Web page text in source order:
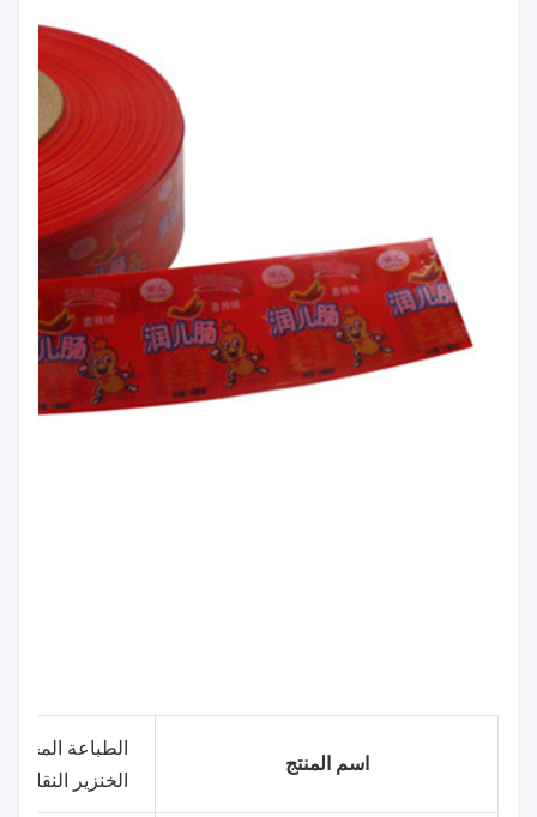
اسم المنتج
الطباعة
الخنزير